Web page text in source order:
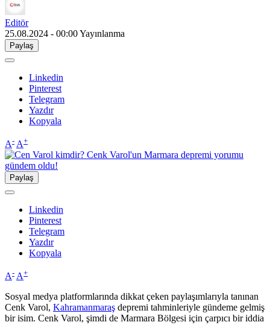
Editör
25.08.2024 - 00:00Yayınlanma
Paylaş
Linkedin
Pinterest
Telegram
Yazdır
Kopyala
A- A+
Paylaş
Linkedin
Pinterest
Telegram
Yazdır
Kopyala
A- A+
Sosyal medya platformlarında dikkat çeken paylaşımlarıyla tanınan
Cenk Varol, Kahramanmaraş depremi tahminleriyle gündeme gelmiş
bir isim. Cenk Varol, şimdi de Marmara Bölgesi için çarpıcı bir iddia